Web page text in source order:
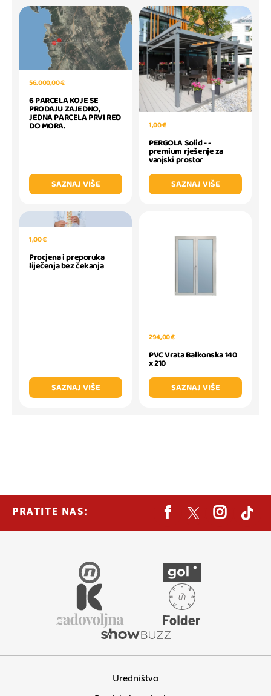
56.000,00 €
6 PARCELA KOJE SE
PRODAJU ZAJEDNO,
JEDNA PARCELA PRVI RED
DO MORA.
SAZNAJ VIŠE
1,00 €
PERGOLA Solid - -
premium rješenje za
vanjski prostor
SAZNAJ VIŠE
1,00 €
Procjena i preporuka
liječenja bez čekanja
SAZNAJ VIŠE
294,00 €
PVC Vrata Balkonska 140
x 210
SAZNAJ VIŠE
PRATITE NAS:
Uredništvo